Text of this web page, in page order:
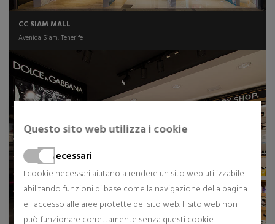
Questo sito web utilizza i cookie
Necessari
I cookie necessari aiutano a rendere un sito web utilizzabile
abilitando funzioni di base come la navigazione della pagina
e l'accesso alle aree protette del sito web. Il sito web non
può funzionare correttamente senza questi cookie.
CC SIAM MALL
Avenida Siam, Tenerife